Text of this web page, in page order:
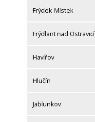
Frýdek-Místek
Frýdlant nad Ostravicí
Havířov
Hlučín
Jablunkov